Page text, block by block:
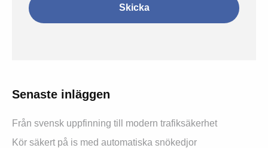
Senaste inläggen
Från svensk uppfinning till modern trafiksäkerhet
Kör säkert på is med automatiska snökedjor